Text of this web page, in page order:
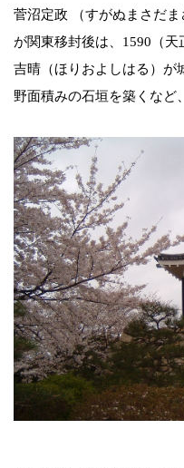
菅沼定政 （すがぬまさだ
が関東移封後は、1590（
吉晴（ほりおよしはる）が
野面積みの石垣を築くなど